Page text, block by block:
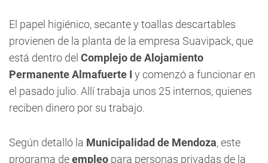
El papel higiénico, secante y toallas descartables
provienen de la planta de la empresa Suavipack, que
está dentro del Complejo de Alojamiento
Permanente Almafuerte I y comenzó a funcionar en
el pasado julio. Allí trabaja unos 25 internos, quienes
reciben dinero por su trabajo.
Según detalló la Municipalidad de Mendoza, este
programa deempleo para personas privadas de la